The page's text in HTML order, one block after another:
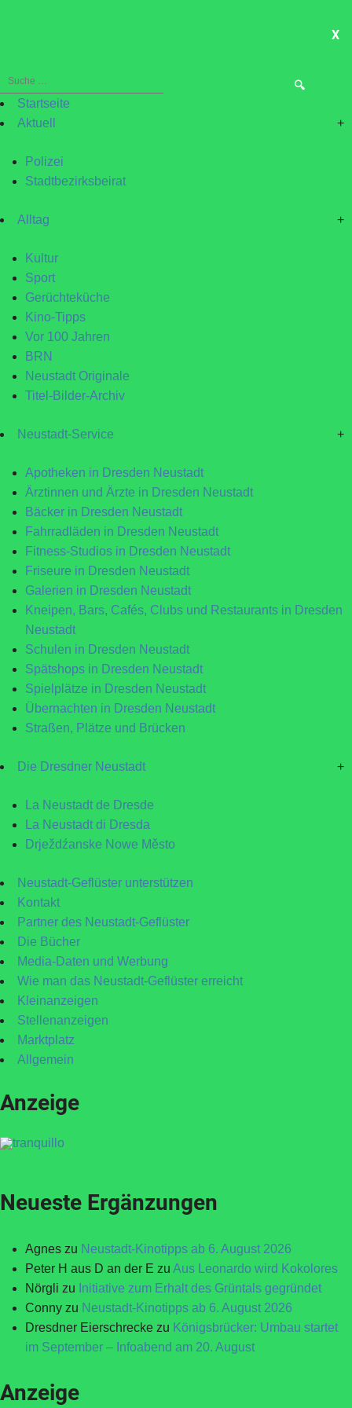
X
Suche
nach:Startseite
Aktuell
+
Polizei
Stadtbezirksbeirat
Alltag +
Kultur
Sport
Gerüchteküche
Kino-Tipps
Vor 100 Jahren
BRN
Neustadt Originale
Titel-Bilder-Archiv
Neustadt-Service +
Apotheken in Dresden Neustadt
Ärztinnen und Ärzte in Dresden Neustadt
Bäcker in Dresden Neustadt
Fahrradläden in Dresden Neustadt
Fitness-Studios in Dresden Neustadt
Friseure in Dresden Neustadt
Galerien in Dresden Neustadt
Kneipen, Bars, Cafés, Clubs und Restaurants in Dresden
Neustadt
Schulen in Dresden Neustadt
Spätshops in Dresden Neustadt
Spielplätze in Dresden Neustadt
Übernachten in Dresden Neustadt
Straßen, Plätze und Brücken
Die Dresdner Neustadt +
La Neustadt de Dresde
La Neustadt di Dresda
Drježdźanske Nowe Město
Neustadt-Geflüster unterstützen
Kontakt
Partner des Neustadt-Geflüster
Die Bücher
Media-Daten und Werbung
Wie man das Neustadt-Geflüster erreicht
Kleinanzeigen
Stellenanzeigen
Marktplatz
Allgemein
Anzeige
Neueste Ergänzungen
Agnes zu Neustadt-Kinotipps ab 6. August 2026
Peter H aus D an der E zu Aus Leonardo wird Kokolores
Nörgli zu Initiative zum Erhalt des Grüntals gegründet
Conny zu Neustadt-Kinotipps ab 6. August 2026
Dresdner Eierschrecke zu Königsbrücker: Umbau startet
im September – Infoabend am 20. August
Anzeige